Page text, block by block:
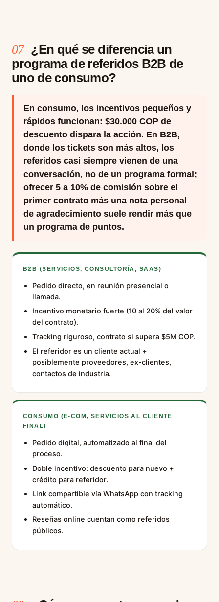
07 ¿En qué se diferencia un
programa de referidos B2B de
uno de consumo?
En consumo, los incentivos pequeños y
rápidos funcionan: $30.000 COP de
descuento dispara la acción. En B2B,
donde los tickets son más altos, los
referidos casi siempre vienen de una
conversación, no de un programa formal;
ofrecer 5 a 10% de comisión sobre el
primer contrato más una nota personal
de agradecimiento suele rendir más que
un programa de puntos.
B2B (SERVICIOS, CONSULTORÍA, SAAS)
Pedido directo, en reunión presencial o
llamada.
Incentivo monetario fuerte (10 al 20% del valor
del contrato).
Tracking riguroso, contrato si supera $5M COP.
El referidor es un cliente actual +
posiblemente proveedores, ex-clientes,
contactos de industria.
CONSUMO (E-COM, SERVICIOS AL CLIENTE
FINAL)
Pedido digital, automatizado al final del
proceso.
Doble incentivo: descuento para nuevo +
crédito para referidor.
Link compartible vía WhatsApp con tracking
automático.
Reseñas online cuentan como referidos
públicos.